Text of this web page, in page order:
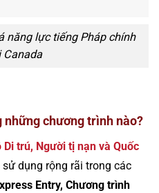
năng lực tiếng Pháp chính
Canada
những chương trình nào?
Di trú, Người tị nạn và Quốc
dụng rộng rãi trong các
Entry, Chương trình